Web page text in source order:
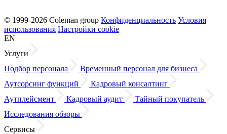
© 1999-2026 Coleman group Конфиденциальность Условия
использования Настройки cookie
EN
Услуги
Подбор персонала
Временный персонал для бизнеса
Аутсорсинг функций
Кадровый консалтинг
Аутплейсмент
Кадровый аудит
Тайный покупатель
Исследования обзоры
Сервисы